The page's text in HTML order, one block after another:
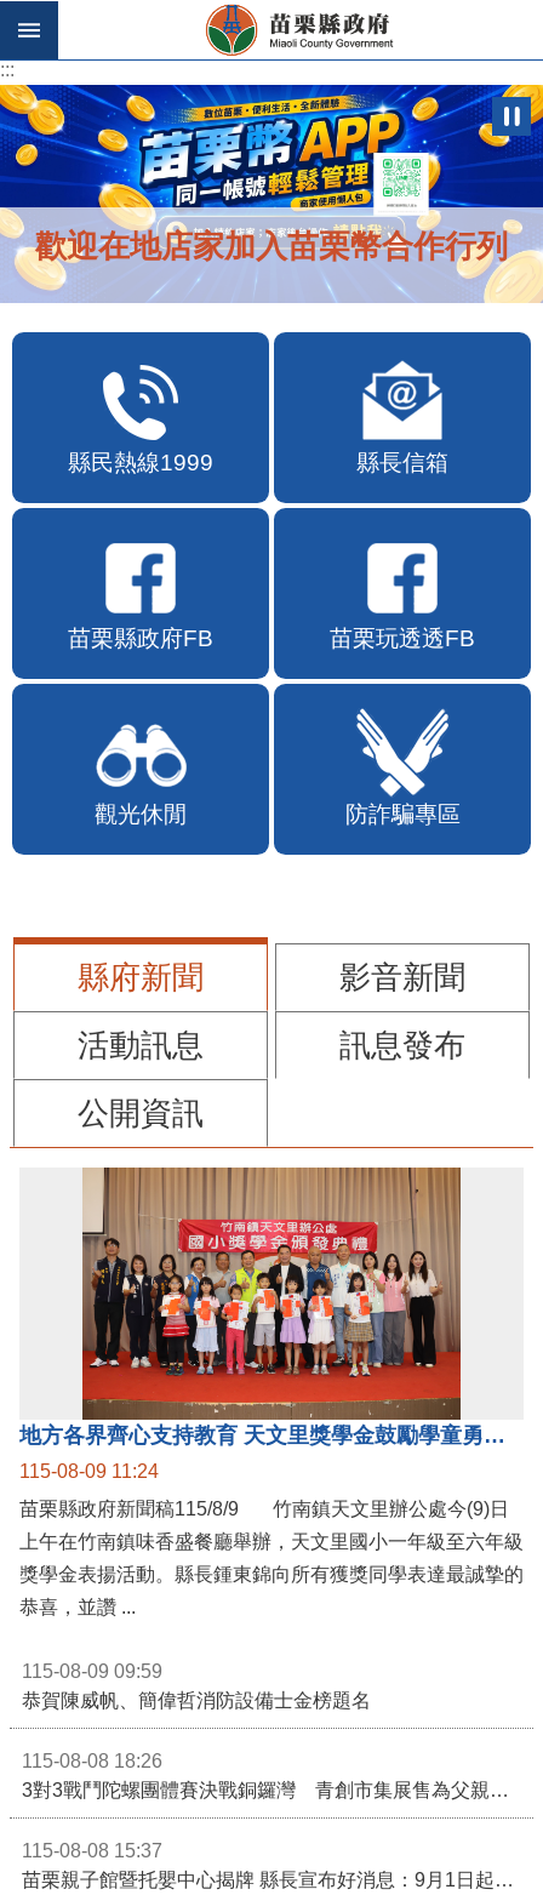
跳到主要內容區塊
:::
:::
歡迎在地店家加入苗栗幣合作行列
縣民熱線1999 縣長信箱
苗栗縣政府FB 苗栗玩透透FB
觀光休閒 防詐騙專區
縣府新聞
影音新聞
活動訊息
訊息發布
公開資訊
地方各界齊心支持教育 天文里獎學金鼓勵學童勇敢追夢
115-08-09 11:24
苗栗縣政府新聞稿115/8/9 竹南鎮天文里辦公處今(9)日
上午在竹南鎮味香盛餐廳舉辦，天文里國小一年級至六年級
獎學金表揚活動。縣長鍾東錦向所有獲獎同學表達最誠摯的
115-08-09 09:59
恭賀陳威帆、簡偉哲消防設備士金榜題名
115-08-08 18:26
115-08-08 15:37